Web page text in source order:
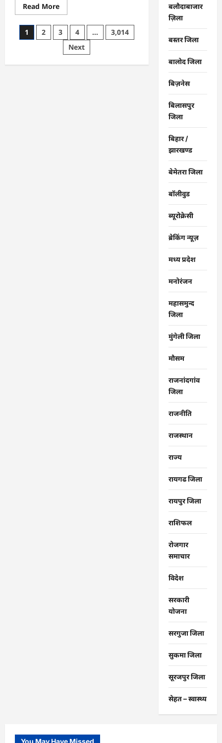
Read MoreRead
more
CG
:
पीएम
घर
Posts
1 2 3 4 …
3,014
Next
बलौदाबाजार
ज़िला
बस्तर जिला
बालोद जिला
बिज़नेस
बिलासपुर
जिला
बिहार /
झारखण्ड
बेमेतरा जिला
बॉलीवुड
ब्यूरोक्रेसी
ब्रेकिंग न्यूज़
मध्य प्रदेश
मनोरंजन
महासमुन्द
जिला
मुंगेली जिला
मौसम
राजनांदगांव
जिला
राजनीति
राजस्थान
राज्‍य
रायगढ जिला
रायपुर जिला
राशिफल
रोजगार
समाचार
विदेश
सरकारी
योजना
सरगुजा जिला
सुकमा जिला
सूरजपुर जिला
सेहत – स्‍वास्‍थ्‍य
You May Have Missed